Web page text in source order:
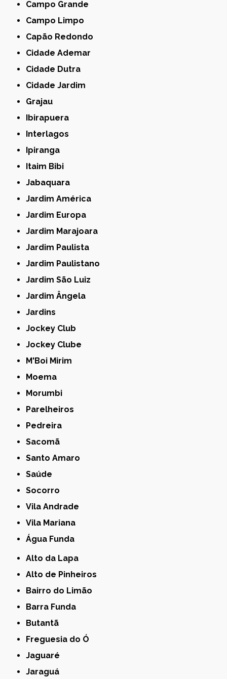
Campo Grande
Campo Limpo
Capão Redondo
Cidade Ademar
Cidade Dutra
Cidade Jardim
Grajau
Ibirapuera
Interlagos
Ipiranga
Itaim Bibi
Jabaquara
Jardim América
Jardim Europa
Jardim Marajoara
Jardim Paulista
Jardim Paulistano
Jardim São Luiz
Jardim Ângela
Jardins
Jockey Club
Jockey Clube
M'Boi Mirim
Moema
Morumbi
Parelheiros
Pedreira
Sacomã
Santo Amaro
Saúde
Socorro
Vila Andrade
Vila Mariana
Água Funda
Alto da Lapa
Alto de Pinheiros
Bairro do Limão
Barra Funda
Butantã
Freguesia do Ó
Jaguaré
Jaraguá